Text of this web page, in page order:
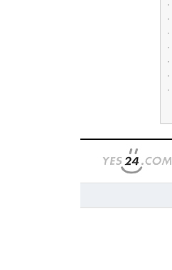
ㆍ
ㆍ
ㆍ
ㆍ
ㆍ
ㆍ
ㆍ